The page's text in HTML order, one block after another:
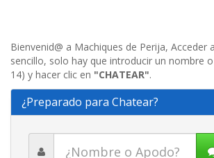
Bienvenid@ a Machiques de Perija, Acceder
sencillo, solo hay que introducir un nombre
14) y hacer clic en "CHATEAR".
¿Preparado para Chatear?